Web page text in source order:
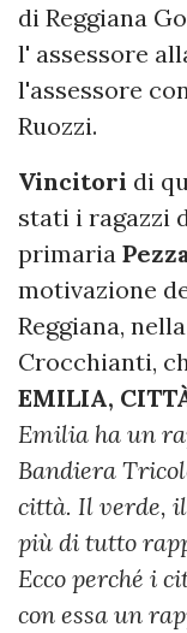
di Reggiana
l' assessore
l'assessore
Ruozzi.
Vincitori di
stati i ragazzi
primaria
motivazione
Reggiana,
Crocchianti,
EMILIA,
Emilia ha un
Bandiera
città. Il verde, il
più di tutto
Ecco perché i
con essa un